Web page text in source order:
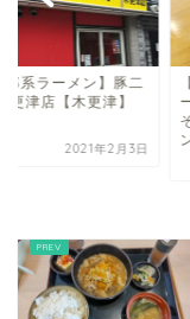
郎系ラーメン】豚二
更津店【木更津】
2021年2月3日